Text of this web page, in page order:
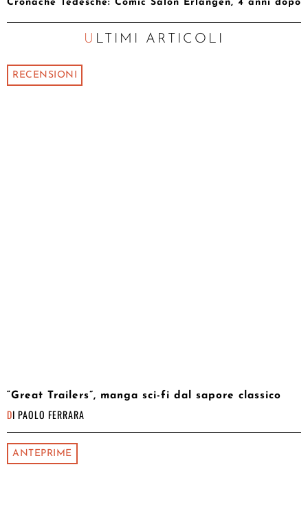
Cronache Tedesche: Comic Salon Erlangen, 4 anni dopo
ULTIMI ARTICOLI
RECENSIONI
“Great Trailers”, manga sci-fi dal sapore classico
DI PAOLO FERRARA
ANTEPRIME